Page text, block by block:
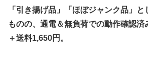
「引き揚げ品」「ほぼジャンク品」
ものの、通電＆無負荷での動作確認済
＋送料1,650円。